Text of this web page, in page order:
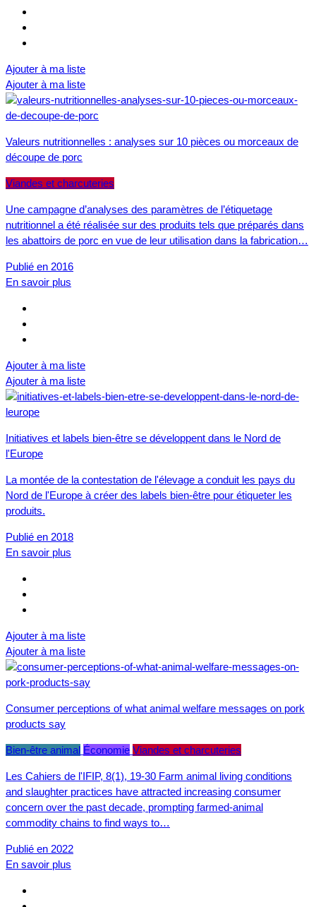
Ajouter à ma liste
Ajouter à ma liste
Valeurs nutritionnelles : analyses sur 10 pièces ou morceaux de
découpe de porc
Viandes et charcuteries
Une campagne d’analyses des paramètres de l’étiquetage
nutritionnel a été réalisée sur des produits tels que préparés dans
les abattoirs de porc en vue de leur utilisation dans la fabrication…
Publié en 2016
En savoir plus
Ajouter à ma liste
Ajouter à ma liste
Initiatives et labels bien-être se développent dans le Nord de
l'Europe
La montée de la contestation de l'élevage a conduit les pays du
Nord de l'Europe à créer des labels bien-être pour étiqueter les
produits.
Publié en 2018
En savoir plus
Ajouter à ma liste
Ajouter à ma liste
Consumer perceptions of what animal welfare messages on pork
products say
Bien-être animal Économie Viandes et charcuteries
Les Cahiers de l'IFIP, 8(1), 19-30 Farm animal living conditions
and slaughter practices have attracted increasing consumer
concern over the past decade, prompting farmed-animal
commodity chains to find ways to…
Publié en 2022
En savoir plus